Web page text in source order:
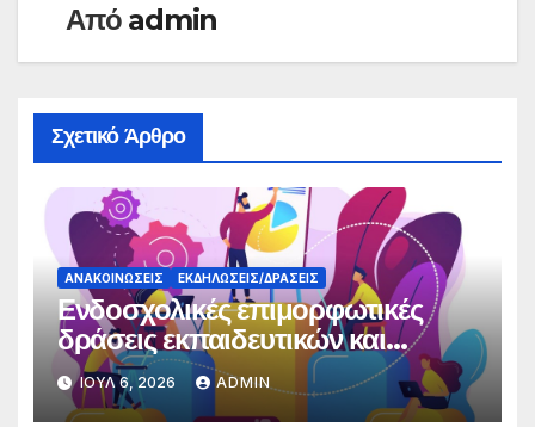
Από admin
Σχετικό Άρθρο
ΑΝΑΚΟΙΝΏΣΕΙΣ ΕΚΔΗΛΏΣΕΙΣ/ΔΡΆΣΕΙΣ
Ενδοσχολικές επιμορφωτικές
δράσεις εκπαιδευτικών και
γονέων
ΙΟΎΛ 6, 2026 ADMIN